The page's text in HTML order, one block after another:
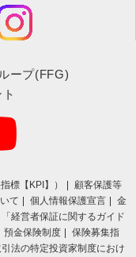
ープ(FFG)
標【KPI】）
顧客保護等
て 個人情報保護宣言
金
「経営者保証に関するガイド
預金保険制度
保険募集指
法の特定投資家制度におけ